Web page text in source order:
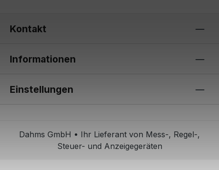
Kontakt
Informationen
Einstellungen
Dahms GmbH • Ihr Lieferant von Mess-, Regel-,
Steuer- und Anzeigegeräten